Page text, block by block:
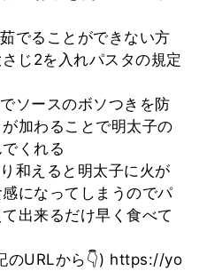
でることができない方
じ2を入れパスタの規定
ソースのボソつきを防
加わることで明太子の
くれる
和えると明太子に火が
になってしまうのでパ
出来るだけ早く食べて
のURLから👇) https://yo